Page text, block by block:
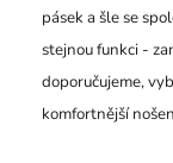
pásek a šle se
stejnou funkci -
doporučujeme,
komfortnější